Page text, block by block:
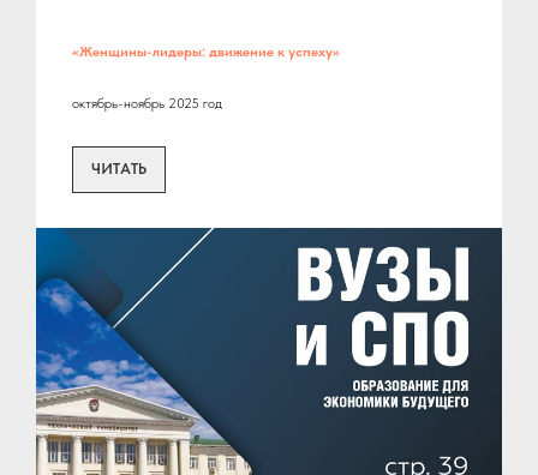
«Женщины-лидеры: движение к успеху»
октябрь-ноябрь 2025 год
ЧИТАТЬ